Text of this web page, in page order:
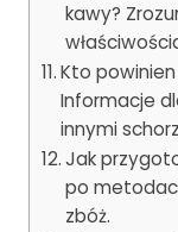
kawy?
Kto
Informacje
innymi
Jak
po
zbóż.